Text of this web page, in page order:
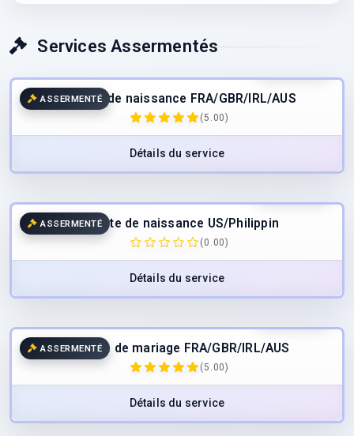
Services Assermentés
ASSERMENTÉActe de naissance FRA/GBR/IRL/AUS
(5.00)
Détails du service
ASSERMENTÉActe de naissance US/Philippin
(0.00)
Détails du service
ASSERMENTÉActe de mariage FRA/GBR/IRL/AUS
(5.00)
Détails du service